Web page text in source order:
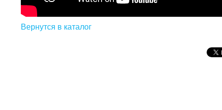
Вернутся в каталог